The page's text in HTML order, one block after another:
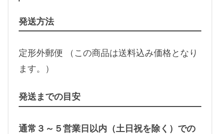
発送方法
定形外郵便 （この商品は送料込み価格となり
ます。）
発送までの目安
通常３～５営業日以内（土日祝を除く）での